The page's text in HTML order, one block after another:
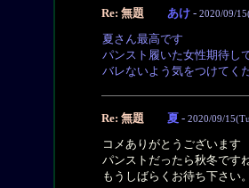
Re: 無題 あけ - 2020/09/
夏さん最高です
パンスト履いた女性期待し
バレないよう気をつけてく
Re: 無題 夏 - 2020/09/
コメありがとうございます
パンストだったら秋冬です
もうしばらくお待ち下さい。